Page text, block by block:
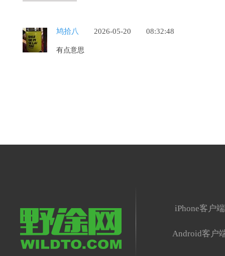
鸠拾八 2026-05-20 08:32:48
有点意思
iPhone客户端
Android客户